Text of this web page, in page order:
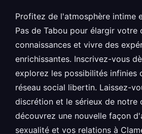
Profitez de l'atmosphère intime
Pas de Tabou pour élargir votre
connaissances et vivre des
enrichissantes. Inscrivez-vous
explorez les possibilités infinies
réseau social libertin. Laissez-
discrétion et le sérieux de notre
découvrez une nouvelle façon
sexualité et vos relations à